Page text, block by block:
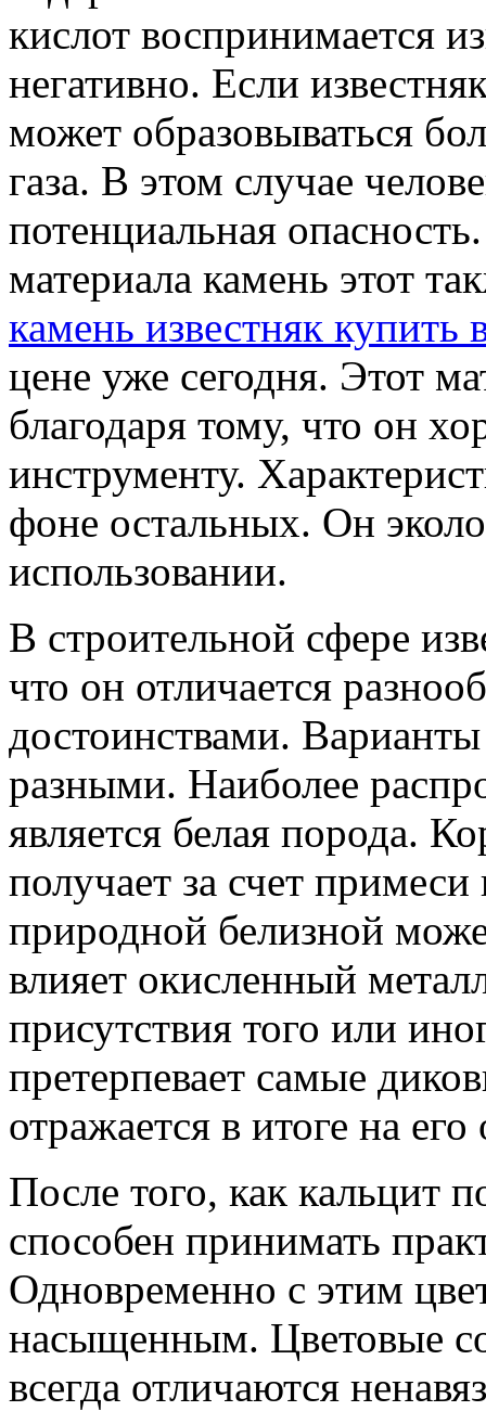
кислот воспринимается
негативно. Если
может образовываться
газа. В этом случае
потенциальная
материала камень этот
камень известняк
цене уже сегодня. Этот
благодаря тому, что он
инструменту.
фоне остальных. Он
использовании.
В строительной сфере
что он отличается
достоинствами.
разными. Наиболее
является белая порода.
получает за счет
природной белизной
влияет окисленный
присутствия того или
претерпевает самые
отражается в итоге на его
После того, как кальцит
способен принимать
Одновременно с этим
насыщенным. Цветовые
всегда отличаются